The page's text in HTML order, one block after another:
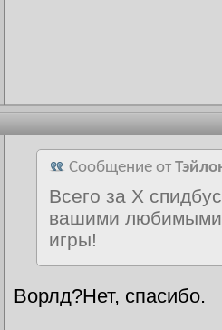
Сообщение от
Всего за X
вашими любимыми
игры!
Ворлд?Нет, спасибо.